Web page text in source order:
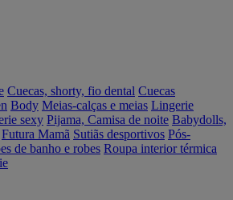
Cuecas, shorty, fio dental Cuecas
Body Meias-calças e meias Lingerie
sexy Pijama, Camisa de noite Babydolls,
Futura Mamã Sutiãs desportivos Pós-
de banho e robes Roupa interior térmica